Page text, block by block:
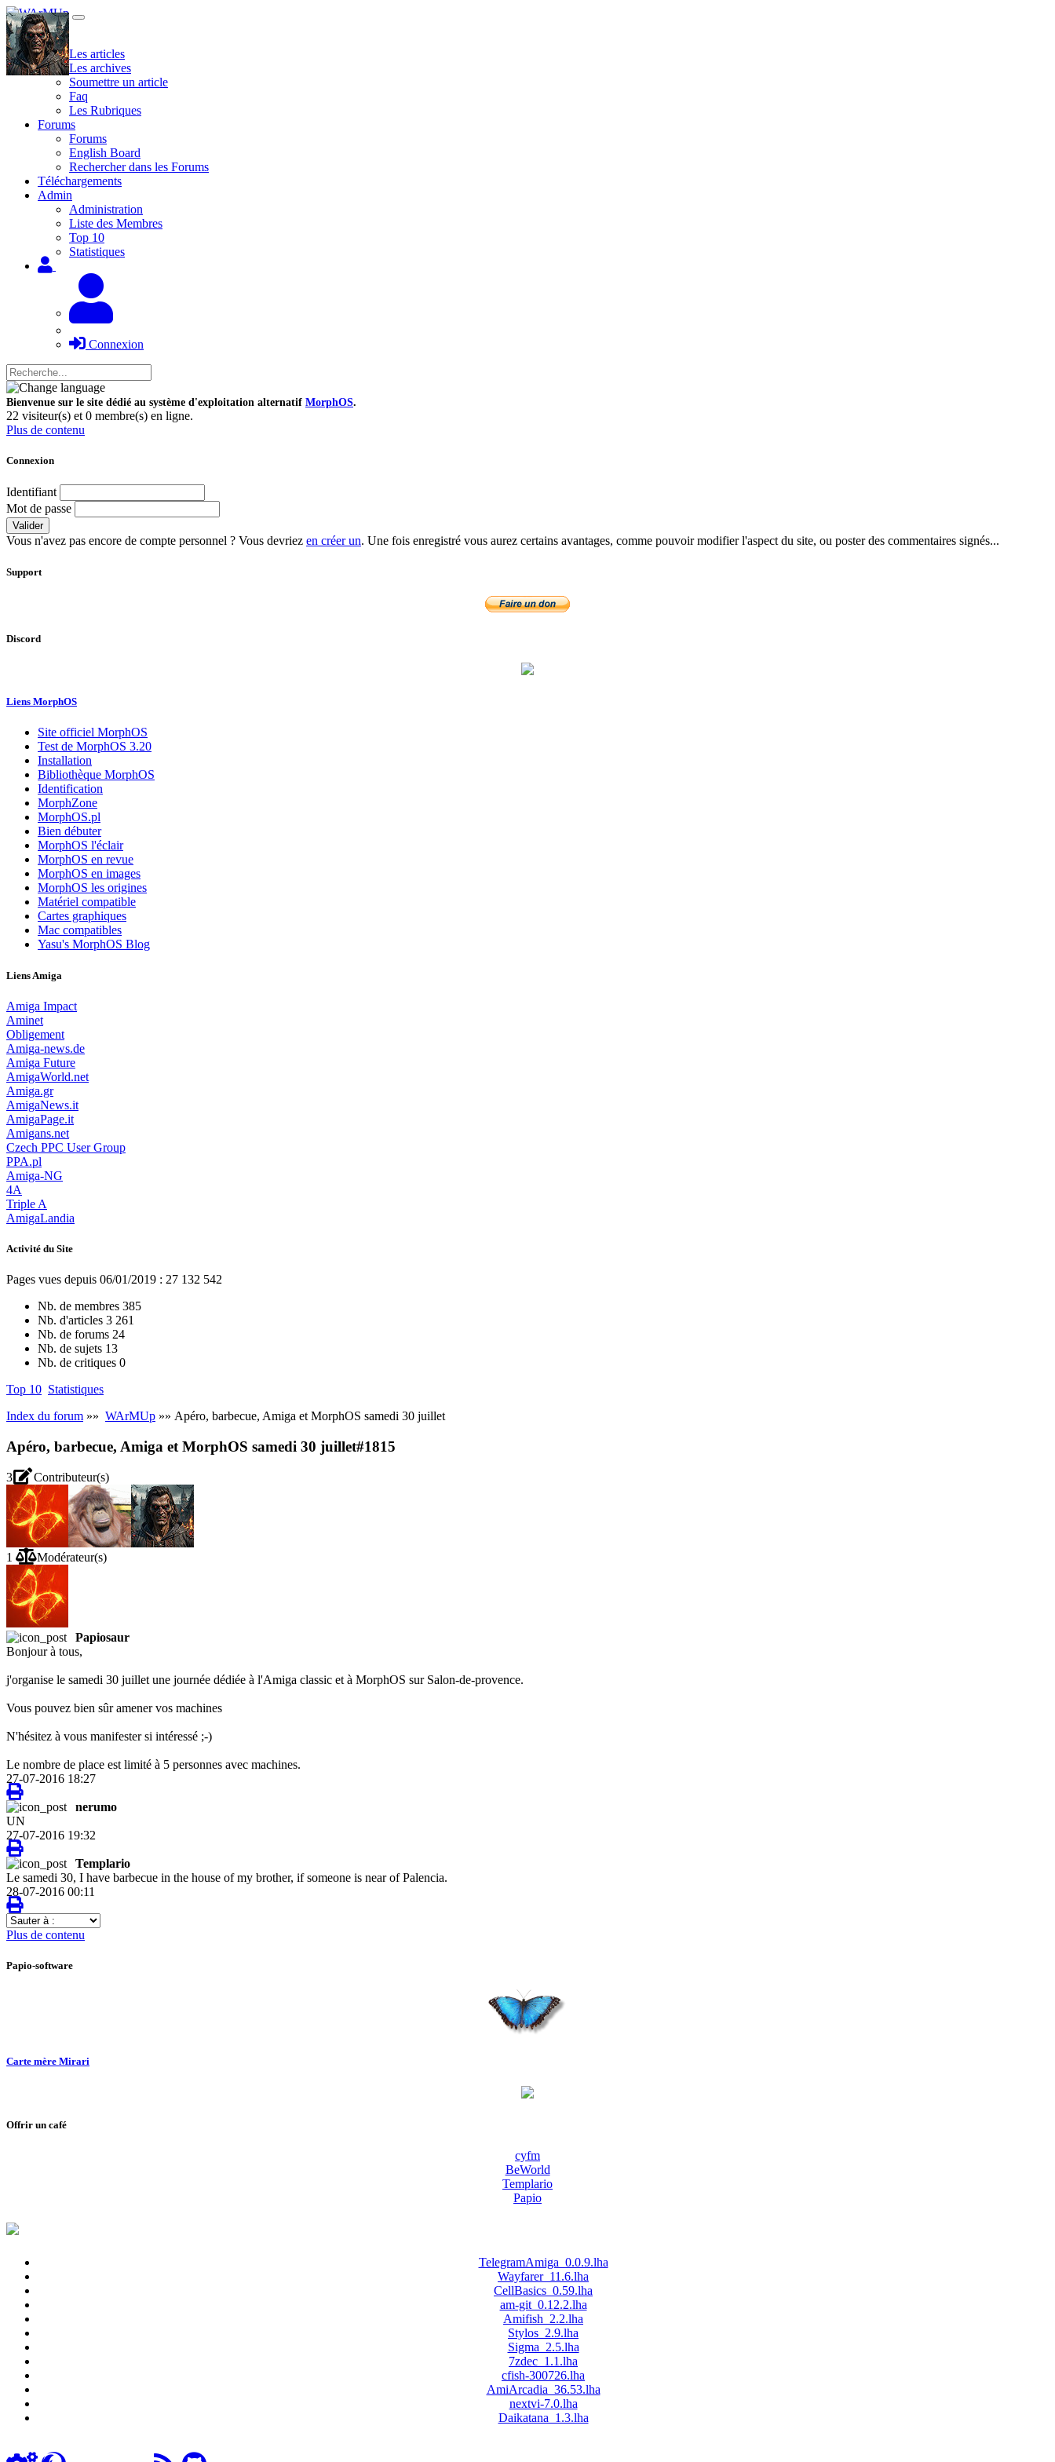
Site
Les articles
Les archives
Soumettre un article
Faq
Les Rubriques
Forums
Forums
English Board
Rechercher dans les Forums
Téléchargements
Admin
Administration
Liste des Membres
Top 10
Statistiques
Connexion
Bienvenue sur le site dédié au système d'exploitation alternatif MorphOS.
22 visiteur(s) et 0 membre(s) en ligne.
Plus de contenu
Connexion
Identifiant
Mot de passe
Valider
Vous n'avez pas encore de compte personnel ? Vous devriez en créer un. Une fois enregistré vous aurez certains avantages, comme pouvoir modifier l'aspect du site, ou poster des commentaires signés...
Support
Discord
Liens MorphOS
Site officiel MorphOS
Test de MorphOS 3.20
Installation
Bibliothèque MorphOS
Identification
MorphZone
MorphOS.pl
Bien débuter
MorphOS l'éclair
MorphOS en revue
MorphOS en images
MorphOS les origines
Matériel compatible
Cartes graphiques
Mac compatibles
Yasu's MorphOS Blog
Liens Amiga
Amiga Impact
Aminet
Obligement
Amiga-news.de
Amiga Future
AmigaWorld.net
Amiga.gr
AmigaNews.it
AmigaPage.it
Amigans.net
Czech PPC User Group
PPA.pl
Amiga-NG
4A
Triple A
AmigaLandia
Activité du Site
Pages vues depuis 06/01/2019 : 27 132 542
Nb. de membres 385
Nb. d'articles 3 261
Nb. de forums 24
Nb. de sujets 13
Nb. de critiques 0
Top 10 Statistiques
Index du forum »» WArMUp »» Apéro, barbecue, Amiga et MorphOS samedi 30 juillet
Apéro, barbecue, Amiga et MorphOS samedi 30 juillet#1815
3 Contributeur(s)
1 Modérateur(s)
Papiosaur
Bonjour à tous,
j'organise le samedi 30 juillet une journée dédiée à l'Amiga classic et à MorphOS sur Salon-de-provence.
Vous pouvez bien sûr amener vos machines
N'hésitez à vous manifester si intéressé ;-)
Le nombre de place est limité à 5 personnes avec machines.
27-07-2016 18:27
nerumo
UN
27-07-2016 19:32
Templario
Le samedi 30, I have barbecue in the house of my brother, if someone is near of Palencia.
28-07-2016 00:11
Sauter
à
Plus de contenu
Papio-software
Carte mère Mirari
Offrir un café
cyfm
BeWorld
Templario
Papio
TelegramAmiga_0.0.9.lha
Wayfarer_11.6.lha
CellBasics_0.59.lha
am-git_0.12.2.lha
Amifish_2.2.lha
Stylos_2.9.lha
Sigma_2.5.lha
7zdec_1.1.lha
cfish-300726.lha
AmiArcadia_36.53.lha
nextvi-7.0.lha
Daikatana_1.3.lha